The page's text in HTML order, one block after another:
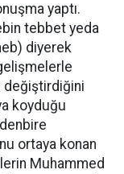
yaptı.
tebbet yeda
diyerek
değiştirdiğini
koyduğu
ortaya konan
Muhammed